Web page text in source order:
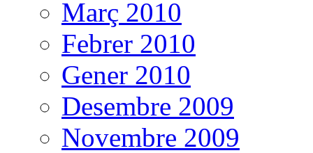
Març 2010
Febrer 2010
Gener 2010
Desembre 2009
Novembre 2009